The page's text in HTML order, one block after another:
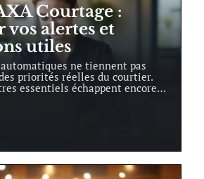
Courtage :
alertes et
utiles
ne tiennent pas
priorités réelles du courtier.
essentiels échappent encore…